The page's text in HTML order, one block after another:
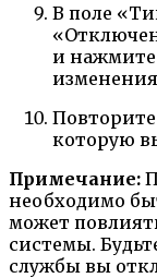
В поле
и
которую
Примечание:
необходимо
может
системы.
службы вы